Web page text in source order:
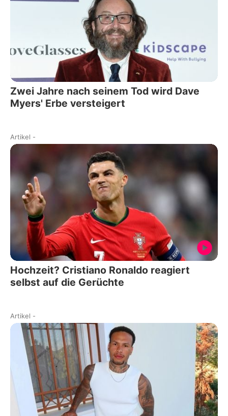
Zwei Jahre nach seinem Tod wird Dave
Myers' Erbe versteigert
Artikel -
Hochzeit? Cristiano Ronaldo reagiert
selbst auf die Gerüchte
Artikel -